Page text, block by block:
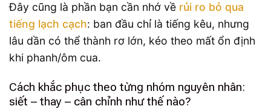
Đây cũng là phần bạn cần nhớ về rủi ro bỏ qua
tiếng lạch cạch: ban đầu chỉ là tiếng kêu, nhưng
lâu dần có thể thành rơ lớn, kéo theo mất ổn định
khi phanh/ôm cua.
Cách khắc phục theo từng nhóm nguyên nhân:
siết – thay – cân chỉnh như thế nào?